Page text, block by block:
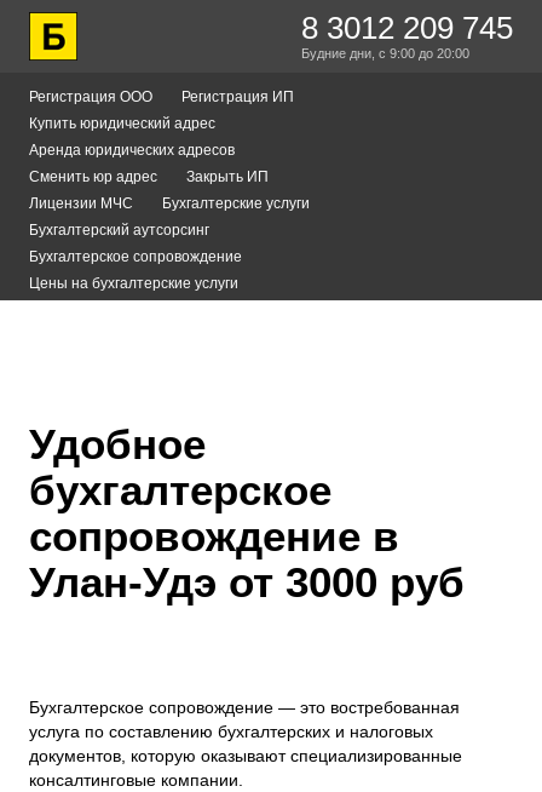
8 3012 209 745
Будние дни, с 9:00 до 20:00
Регистрация ООО
Регистрация ИП
Купить юридический адрес
Аренда юридических адресов
Сменить юр адрес
Закрыть ИП
Лицензии МЧС
Бухгалтерские услуги
Бухгалтерский аутсорсинг
Бухгалтерское сопровождение
Цены на бухгалтерские услуги
Удобное
бухгалтерское
сопровождение в
Улан-Удэ от 3000 руб
Бухгалтерское сопровождение — это востребованная
услуга по составлению бухгалтерских и налоговых
документов, которую оказывают специализированные
консалтинговые компании.